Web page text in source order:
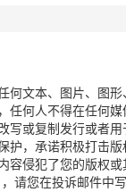
何文本、图片、图
任何人不得在任何
或复制发行或者用
护，承诺积极打击版
容侵犯了您的版权
请您在投诉邮件中写